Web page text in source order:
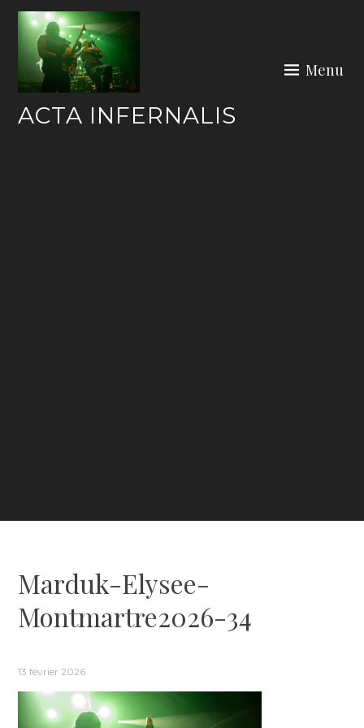
Skip
content
ACTA INFERNALIS
Menu
Marduk-Elysee-
Montmartre2026-34
13 février 2026